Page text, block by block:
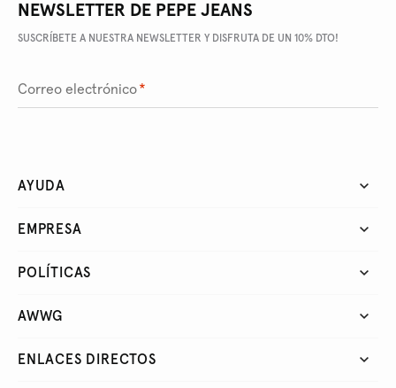
NEWSLETTER DE PEPE JEANS
SUSCRÍBETE A NUESTRA NEWSLETTER Y DISFRUTA DE UN 10% DTO!
Correo electrónico*
AYUDA
EMPRESA
POLÍTICAS
AWWG
ENLACES DIRECTOS